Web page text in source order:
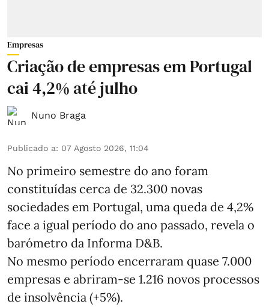
Empresas
Criação de empresas em Portugal
cai 4,2% até julho
Nuno Braga
Publicado a: 07 Agosto 2026, 11:04
No primeiro semestre do ano foram
constituídas cerca de 32.300 novas
sociedades em Portugal, uma queda de 4,2%
face a igual período do ano passado, revela o
barómetro da Informa D&B.
No mesmo período encerraram quase 7.000
empresas e abriram‑se 1.216 novos processos
de insolvência (+5%).